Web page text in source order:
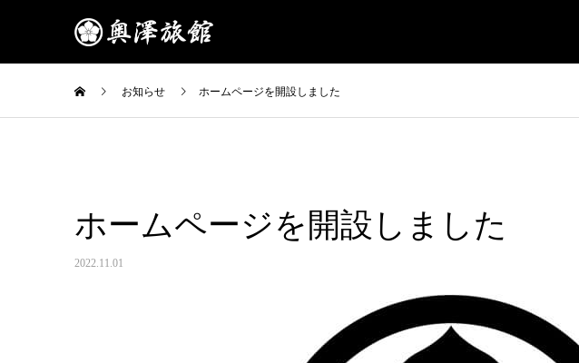
お知らせ ホームページを開設しました
ホームページを開設しました
2022.11.01